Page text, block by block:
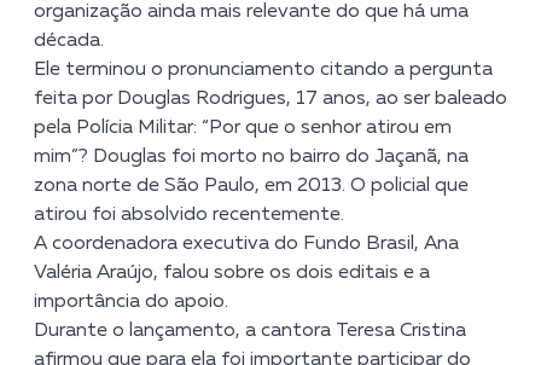
organização ainda mais relevante do que há uma
década.
Ele terminou o pronunciamento citando a pergunta
feita por Douglas Rodrigues, 17 anos, ao ser baleado
pela Polícia Militar: “Por que o senhor atirou em
mim”? Douglas foi morto no bairro do Jaçanã, na
zona norte de São Paulo, em 2013. O policial que
atirou foi absolvido recentemente.
A coordenadora executiva do Fundo Brasil, Ana
Valéria Araújo, falou sobre os dois editais e a
importância do apoio.
Durante o lançamento, a cantora Teresa Cristina
afirmou que para ela foi importante participar do